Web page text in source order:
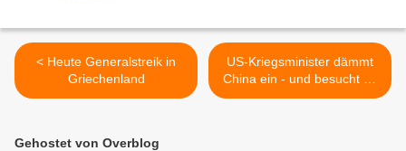
< Heute Generalstreik in
Griechenland
US-Kriegsminister dämmt
China ein - und besucht es
>
Gehostet von Overblog